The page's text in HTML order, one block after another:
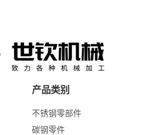
产品类别
不锈钢零部件
碳钢零件